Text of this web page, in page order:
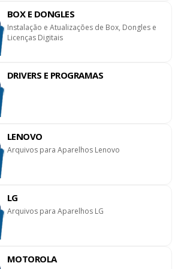
BOX E DONGLES
Instalação e Atualizações de Box, Dongles e
Licenças Digitais
DRIVERS E PROGRAMAS
LENOVO
Arquivos para Aparelhos Lenovo
LG
Arquivos para Aparelhos LG
MOTOROLA